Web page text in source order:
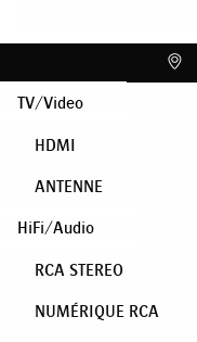
TV/Video
HDMI
ANTENNE
HiFi/Audio
RCA STEREO
NUMÉRIQUE RCA